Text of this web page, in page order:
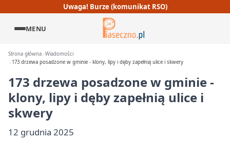
Uwaga! Burze (komunikat RSO)
MENU
Strona główna Wiadomości
173 drzewa posadzone w gminie - klony, lipy i dęby zapełnią ulice i skwery
173 drzewa posadzone w gminie -
klony, lipy i dęby zapełnią ulice i
skwery
12 grudnia 2025